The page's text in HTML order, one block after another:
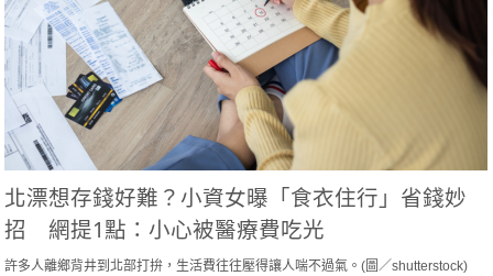
北漂想存錢好難？小資女曝「食衣住行」省錢妙
招 網提1點：小心被醫療費吃光
許多人離鄉背井到北部打拚，生活費往往壓得讓人喘不過氣。(圖／shutterstock)